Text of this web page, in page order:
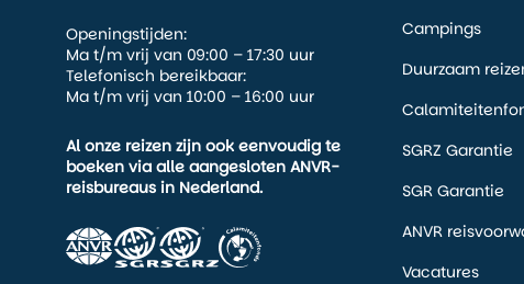
Openingstijden:
Ma t/m vrij van 09:00 – 17:30 uur
Telefonisch bereikbaar:
Ma t/m vrij van 10:00 – 16:00 uur
Al onze reizen zijn ook eenvoudig te
boeken via alle aangesloten ANVR-
reisbureaus in Nederland.
Campings
Duurzaam
SGRZ Garantie
SGR Garantie
ANVR
Vacatures